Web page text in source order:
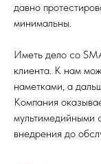
давно
минимальны.
Иметь дело со
клиента. К нам
наметками, а
Компания
мультимедийными
внедрения до